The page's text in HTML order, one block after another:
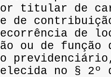
titular de
de
de
ou de
no §